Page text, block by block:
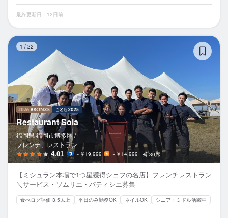
最終更新日：12日前
1 / 22
Restaurant Sola
福岡県 福岡市博多区 /
フレンチ、レストラン
4.01 ～￥19,999 ～￥14,999 30席
【ミシュラン本場で1つ星獲得シェフの名店】フレンチレストラン
＼サービス・ソムリエ・パティシエ募集
食べログ評価 3.5以上 平日のみ勤務OK ネイルOK シニア・ミドル活躍中